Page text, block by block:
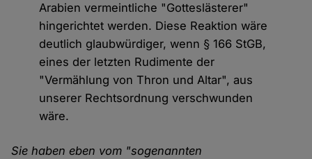
Arabien vermeintliche "Gotteslästerer"
hingerichtet werden. Diese Reaktion wäre
deutlich glaubwürdiger, wenn § 166 StGB,
eines der letzten Rudimente der
"Vermählung von Thron und Altar", aus
unserer Rechtsordnung verschwunden
wäre.
Sie haben eben vom "sogenannten